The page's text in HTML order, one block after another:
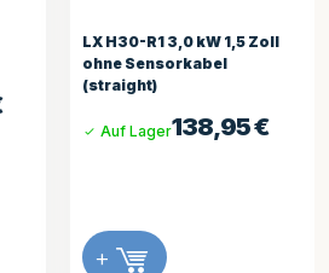
LX H30-R1 3,0 kW 1,5 Zoll
ohne Sensorkabel
(straight)
138,95€
Auf Lager
+